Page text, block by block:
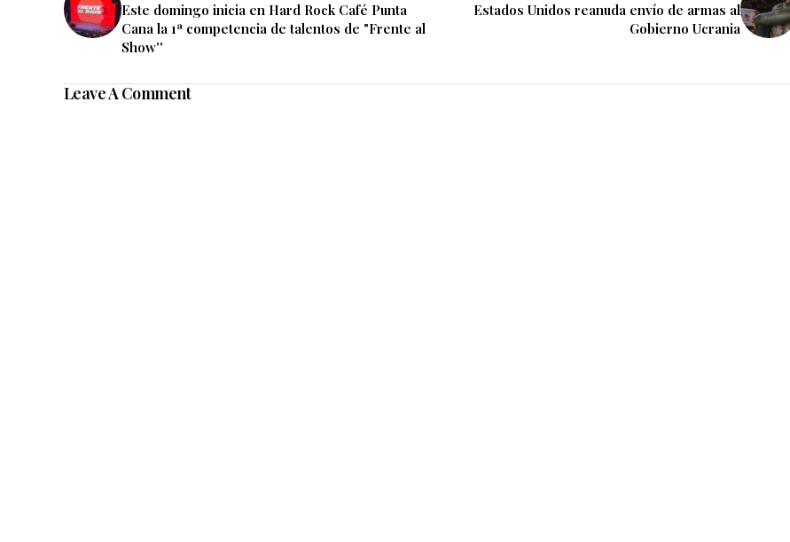
Este domingo inicia en Hard Rock Café Punta
Cana la 1ª competencia de talentos de "Frente al
Show''
Estados Unidos reanuda envío de armas al
Gobierno Ucrania
Leave A Comment